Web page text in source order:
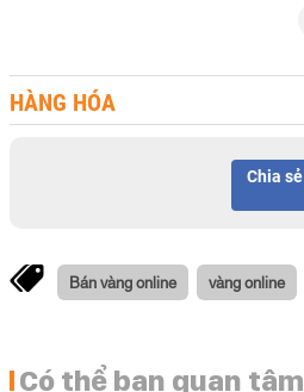
HÀNG HÓA
Chia sẻ
Bán vàng online vàng online
Có thể bạn quan tâm